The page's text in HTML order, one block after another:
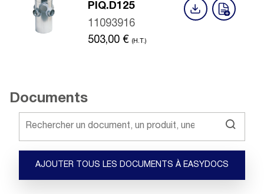
PIQ.D125
11093916
503,00 € (H.T.)
Documents
AJOUTER TOUS LES DOCUMENTS À EASYDOCS